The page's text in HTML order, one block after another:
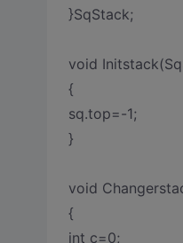
}SqStack;
void
{
sq.top=-1;
}
void
{
int c=0;